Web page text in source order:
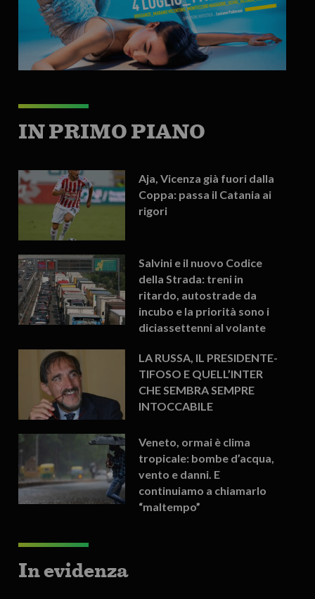
IN PRIMO PIANO
Aja, Vicenza già fuori dalla
Coppa: passa il Catania ai
rigori
Salvini e il nuovo Codice
della Strada: treni in
ritardo, autostrade da
incubo e la priorità sono i
diciassettenni al volante
LA RUSSA, IL PRESIDENTE-
TIFOSO E QUELL’INTER
CHE SEMBRA SEMPRE
INTOCCABILE
Veneto, ormai è clima
tropicale: bombe d’acqua,
vento e danni. E
continuiamo a chiamarlo
“maltempo”
In evidenza